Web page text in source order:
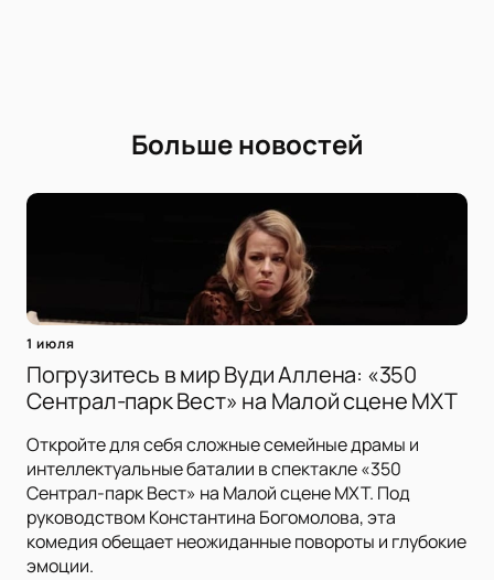
Больше новостей
1 июля
Погрузитесь в мир Вуди Аллена: «350
Сентрал-парк Вест» на Малой сцене МХТ
Откройте для себя сложные семейные драмы и
интеллектуальные баталии в спектакле «350
Сентрал-парк Вест» на Малой сцене МХТ. Под
руководством Константина Богомолова, эта
комедия обещает неожиданные повороты и глубокие
эмоции.